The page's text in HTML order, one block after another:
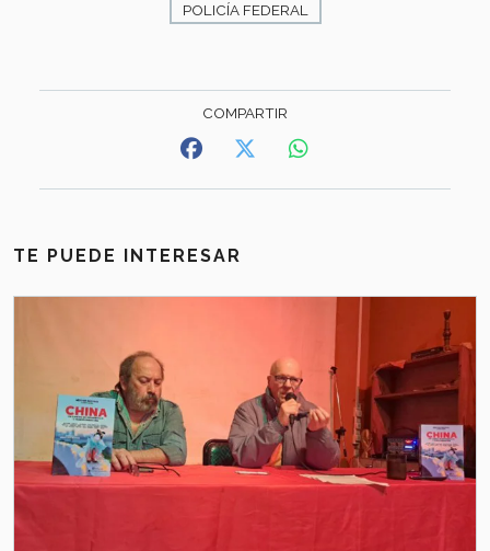
POLICÍA FEDERAL
TE PUEDE INTERESAR